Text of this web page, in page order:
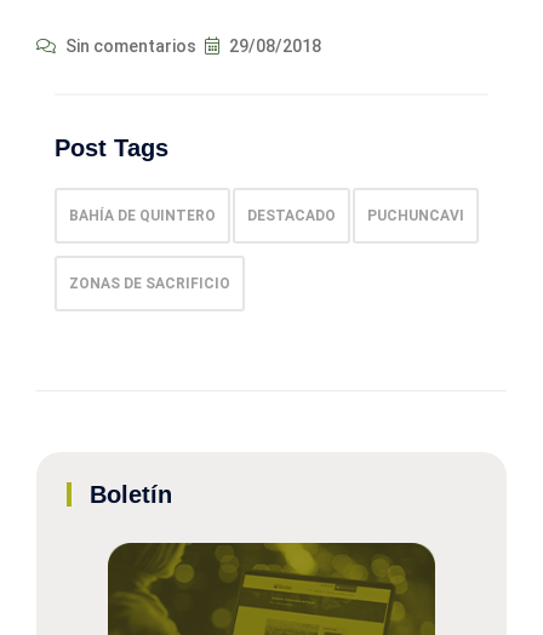
Sin comentarios 29/08/2018
Post Tags
BAHÍA DE QUINTERO DESTACADO PUCHUNCAVI
ZONAS DE SACRIFICIO
Boletín